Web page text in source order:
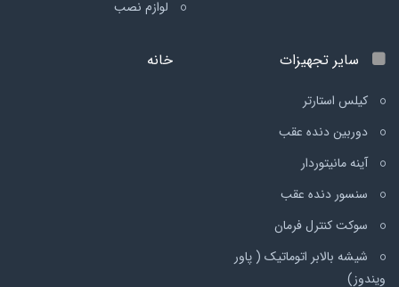
لوازم نصب
سایر تجهیزات
کیلس استارتر
دوربین دنده عقب
آینه مانیتوردار
سنسور دنده عقب
سوکت کنترل فرمان
شیشه بالابر اتوماتیک ( پاور
ویندوز)
خانه